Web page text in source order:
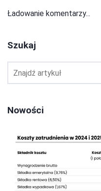
Ładowanie komentarzy...
Szukaj
Nowości